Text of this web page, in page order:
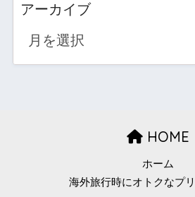
アーカイブ
HOME
ホーム
海外旅行時にオトクなプ